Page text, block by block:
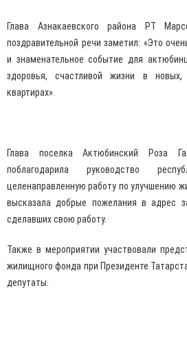
Глава Азнакаевского района РТ
поздравительной речи заметил: «Это
и знаменательное событие для
здоровья, счастливой жизни в новых,
квартирах».
Глава поселка Актюбинский Роза
поблагодарила руководство
целенаправленную работу по улучшению
высказала добрые пожелания в адрес
сделавших свою работу.
Также в мероприятии участвовали
жилищного фонда при Президенте
депутаты.